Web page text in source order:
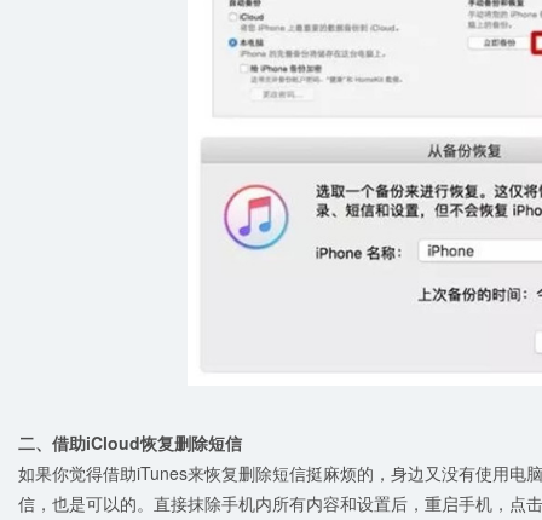
二、借助iCloud恢复删除短信
如果你觉得借助iTunes来恢复删除短信挺麻烦的，身边又没有使用电
信，也是可以的。直接抹除手机内所有内容和设置后，重启手机，点